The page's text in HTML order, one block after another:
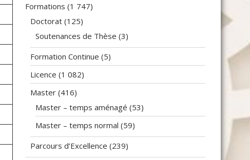
Formations (1 747)
Doctorat (125)
Soutenances de Thèse (3)
Formation Continue (5)
Licence (1 082)
Master (416)
Master – temps aménagé (53)
Master – temps normal (59)
Parcours d’Excellence (239)